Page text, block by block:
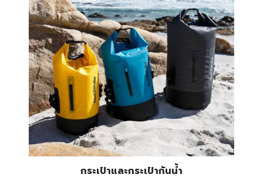
กระเป๋าและกระเป๋ากันน้ำ